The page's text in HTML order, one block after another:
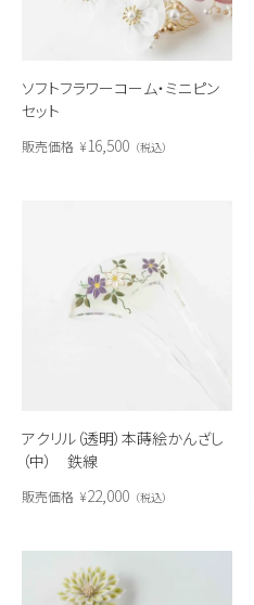
ソフトフラワーコーム・ミニピン
セット
販売価格 ¥16,500 税込
アクリル（透明）本蒔絵かんざし
（中） 鉄線
販売価格 ¥22,000 税込